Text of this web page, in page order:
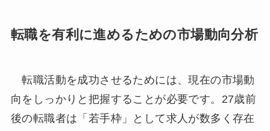
転職を有利に進めるための市場動向分析
転職活動を成功させるためには、現在の市場動
向をしっかりと把握することが必要です。27歳前
後の転職者は「若手枠」として求人が数多く存在